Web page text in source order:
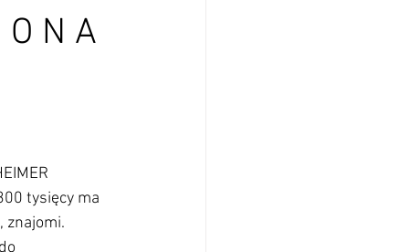
O N A
choroby można skorzystać ze wsparcia długoterminowej opieki pielęgniarskiej świadczonej w domu chorego. Usługi opiekuńcze wykonywane w domu chorego przez opiekunów zawodowych, kierowanych przez Ośrodek Pomocy Społecznej lub zatrudnianych przez rodziny, to tylko jedna z dostępnych form. 01 02DOMY DZIENNEGO POBYTU Osoby ży 11 jące z demencją - czego naprawdę potrzebują? Znakomitym rozwiązaniem dla osób żyjących z otępieniem, np. z chorobą Alzheimera, są dzienne domy pobytu, które zapewniają choremu terapię i rehabilitację, a opiekunowi wytchnienie i możliwość kontynuowania pracy zawodowej. Ta forma wsparcia często realizowana jest w formie środowiskowych domów samopomocy, przeznaczonych dla o